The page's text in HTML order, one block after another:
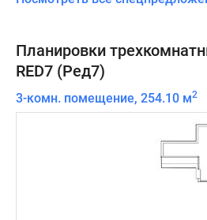
Планировки
RED7 (Ред7)
3-комн. помещение, 254.10 м2